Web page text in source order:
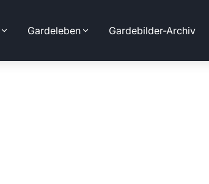
Gardeleben Gardebilder-Archiv